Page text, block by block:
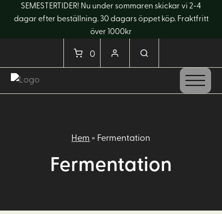
SEMESTERTIDER! Nu under sommaren skickar vi 2-4
dagar efter beställning. 30 dagars öppet köp. Fraktfritt
över 1000kr
0
Hem » Fermentation
Fermentation